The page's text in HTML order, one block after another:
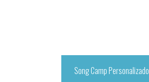
Song Camp Personalizado